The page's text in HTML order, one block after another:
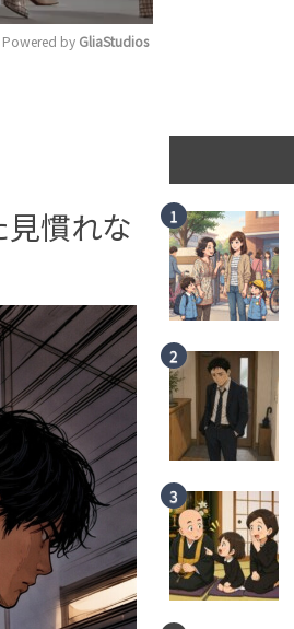
Powered by GliaStudios
慣れな